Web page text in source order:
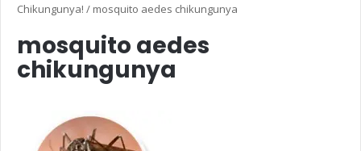
Chikungunya! / mosquito aedes chikungunya
mosquito aedes
chikungunya